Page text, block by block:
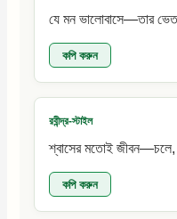
যে মন ভালোবাসে—তার
কপি করুন
রবীন্দ্র-স্টাইল
শ্বাসের মতোই জীবন—চলে,
কপি করুন